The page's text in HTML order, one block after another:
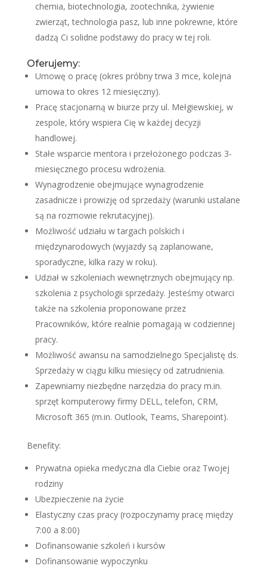
chemia, biotechnologia, zootechnika, żywienie
zwierząt, technologia pasz, lub inne pokrewne, które
dadzą Ci solidne podstawy do pracy w tej roli.
Oferujemy:
Umowę o pracę (okres próbny trwa 3 mce, kolejna
umowa to okres 12 miesięczny).
Pracę stacjonarną w biurze przy ul. Mełgiewskiej, w
zespole, który wspiera Cię w każdej decyzji
handlowej.
Stałe wsparcie mentora i przełożonego podczas 3-
miesięcznego procesu wdrożenia.
Wynagrodzenie obejmujące wynagrodzenie
zasadnicze i prowizję od sprzedaży (warunki ustalane
są na rozmowie rekrutacyjnej).
Możliwość udziału w targach polskich i
międzynarodowych (wyjazdy są zaplanowane,
sporadyczne, kilka razy w roku).
Udział w szkoleniach wewnętrznych obejmujący np.
szkolenia z psychologii sprzedaży. Jesteśmy otwarci
także na szkolenia proponowane przez
Pracowników, które realnie pomagają w codziennej
pracy.
Możliwość awansu na samodzielnego Specjalistę ds.
Sprzedaży w ciągu kilku miesięcy od zatrudnienia.
Zapewniamy niezbędne narzędzia do pracy m.in.
sprzęt komputerowy firmy DELL, telefon, CRM,
Microsoft 365 (m.in. Outlook, Teams, Sharepoint).
Benefity:
Prywatna opieka medyczna dla Ciebie oraz Twojej
rodziny
Ubezpieczenie na życie
Elastyczny czas pracy (rozpoczynamy pracę między
7:00 a 8:00)
Dofinansowanie szkoleń i kursów
Dofinansowanie wypoczynku